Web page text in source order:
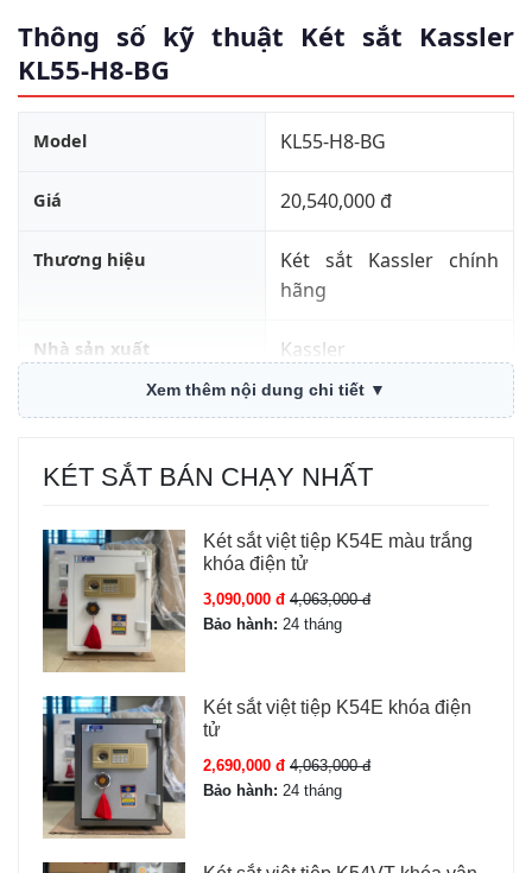
Thông số kỹ thuật Két sắt Kassler
KL55-H8-BG
Model KL55-H8-BG
Giá 20,540,000 đ
Thương hiệu
Két sắt Kassler chính
hãng
Nhà sản xuất Kassler
53 kg ± 5 kg
Kích thước ngoài C55 x R42 x S36 cm
Mở két sắt
Khóa cơ; Mã số điện tử;
Vân tay; Điện tử hoặc
vân tay; App điện thoại
Chữa cháy
Báo động
Có báo động + báo
thoại
Bảo hành
Xem thêm nội dung chi tiết ▼
KÉT SẮT BÁN CHẠY NHẤT
Két sắt việt tiệp K54E màu trắng
khóa điện tử
3,090,000 đ 4,063,000 đ
Bảo hành: 24 tháng
Két sắt việt tiệp K54E khóa điện
tử
2,690,000 đ 4,063,000 đ
Bảo hành: 24 tháng